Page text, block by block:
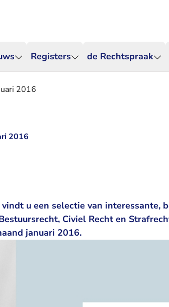
Registers de Rechtspraak
2016
2016
u een selectie van interessante,
Civiel Recht en
januari 2016.